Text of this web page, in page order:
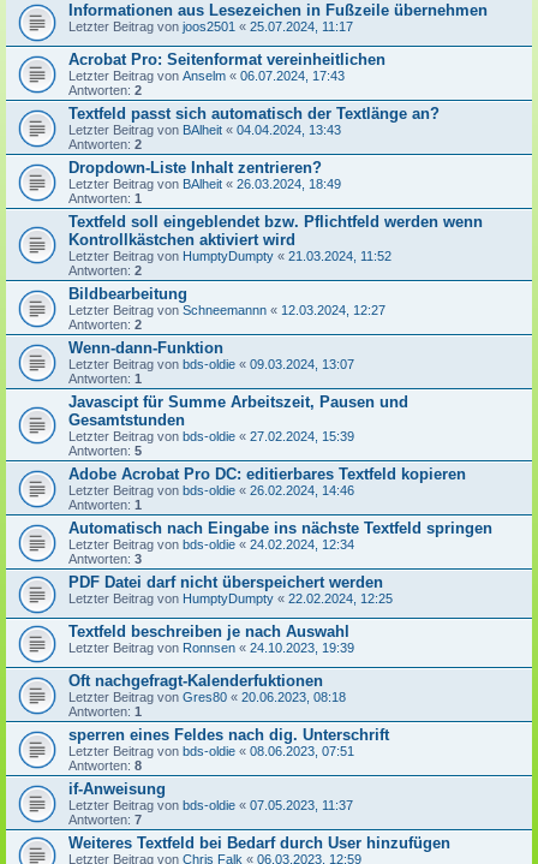
Informationen aus Lesezeichen in Fußzeile übernehmen
Letzter Beitrag von joos2501 « 25.07.2024, 11:17
Acrobat Pro: Seitenformat vereinheitlichen
Letzter Beitrag von Anselm « 06.07.2024, 17:43
Antworten: 2
Textfeld passt sich automatisch der Textlänge an?
Letzter Beitrag von BAlheit « 04.04.2024, 13:43
Antworten: 2
Dropdown-Liste Inhalt zentrieren?
Letzter Beitrag von BAlheit « 26.03.2024, 18:49
Antworten: 1
Textfeld soll eingeblendet bzw. Pflichtfeld werden wenn
Kontrollkästchen aktiviert wird
Letzter Beitrag von HumptyDumpty « 21.03.2024, 11:52
Antworten: 2
Bildbearbeitung
Letzter Beitrag von Schneemannn « 12.03.2024, 12:27
Antworten: 2
Wenn-dann-Funktion
Letzter Beitrag von bds-oldie « 09.03.2024, 13:07
Antworten: 1
Javascipt für Summe Arbeitszeit, Pausen und
Gesamtstunden
Letzter Beitrag von bds-oldie « 27.02.2024, 15:39
Antworten: 5
Adobe Acrobat Pro DC: editierbares Textfeld kopieren
Letzter Beitrag von bds-oldie « 26.02.2024, 14:46
Antworten: 1
Automatisch nach Eingabe ins nächste Textfeld springen
Letzter Beitrag von bds-oldie « 24.02.2024, 12:34
Antworten: 3
PDF Datei darf nicht überspeichert werden
Letzter Beitrag von HumptyDumpty « 22.02.2024, 12:25
Textfeld beschreiben je nach Auswahl
Letzter Beitrag von Ronnsen « 24.10.2023, 19:39
Oft nachgefragt-Kalenderfuktionen
Letzter Beitrag von Gres80 « 20.06.2023, 08:18
Antworten: 1
sperren eines Feldes nach dig. Unterschrift
Letzter Beitrag von bds-oldie « 08.06.2023, 07:51
Antworten: 8
if-Anweisung
Letzter Beitrag von bds-oldie « 07.05.2023, 11:37
Antworten: 7
Weiteres Textfeld bei Bedarf durch User hinzufügen
Letzter Beitrag von Chris Falk « 06.03.2023, 12:59